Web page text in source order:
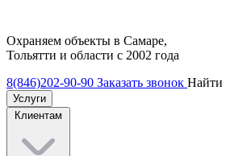
Охраняем объекты в Самаре,
Тольятти и области с 2002 года
8(846)202-90-90 Заказать звонок Найти
Услуги
Клиентам